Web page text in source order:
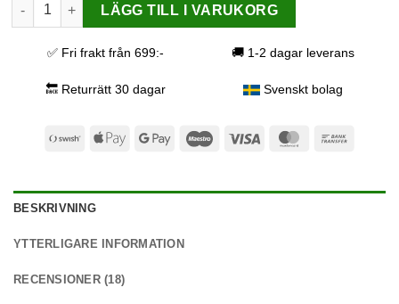
LÄGG TILL I VARUKORG
✅ Fri frakt från 699:-
🔙 Returrätt 30 dagar
🚚 1-2 dagar leverans
Svenskt bolag
Swish
Apple
Google
MaestroVisa MasterCard
BESKRIVNING
YTTERLIGARE INFORMATION
RECENSIONER (18)